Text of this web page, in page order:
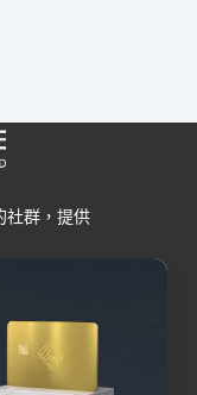
社群，提供
交易所